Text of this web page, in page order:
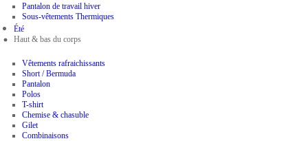
Pantalon de travail hiver
Sous-vêtements Thermiques
Été
Haut & bas du corps
Vêtements rafraichissants
Short / Bermuda
Pantalon
Polos
T-shirt
Chemise & chasuble
Gilet
Combinaisons